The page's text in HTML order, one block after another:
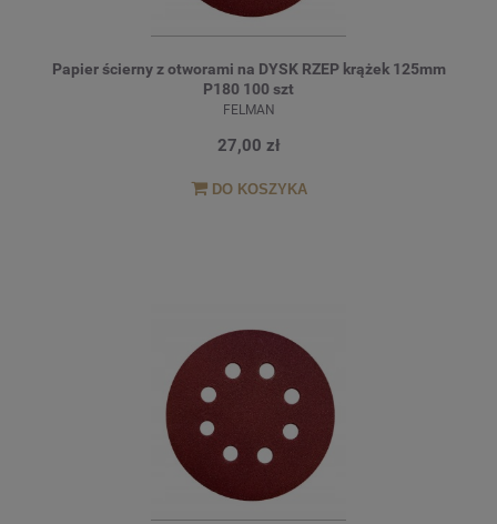
Papier ścierny z otworami na DYSK RZEP krążek 125mm
P180 100 szt
FELMAN
27,00 zł
DO KOSZYKA